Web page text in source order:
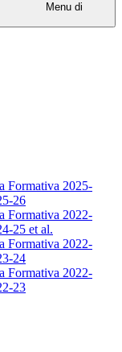
Menu di
Formativa 2025-
26
Formativa 2022-
25 et al.
Formativa 2022-
24
Formativa 2022-
23